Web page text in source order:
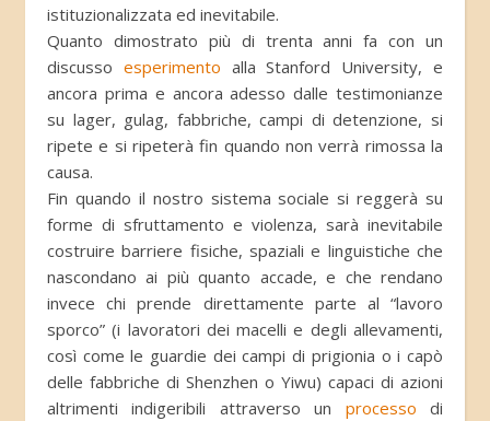
istituzionalizzata ed inevitabile.
Quanto dimostrato più di trenta anni fa con un
discusso esperimento alla Stanford University, e
ancora prima e ancora adesso dalle testimonianze
su lager, gulag, fabbriche, campi di detenzione, si
ripete e si ripeterà fin quando non verrà rimossa la
causa.
Fin quando il nostro sistema sociale si reggerà su
forme di sfruttamento e violenza, sarà inevitabile
costruire barriere fisiche, spaziali e linguistiche che
nascondano ai più quanto accade, e che rendano
invece chi prende direttamente parte al “lavoro
sporco” (i lavoratori dei macelli e degli allevamenti,
così come le guardie dei campi di prigionia o i capò
delle fabbriche di Shenzhen o Yiwu) capaci di azioni
altrimenti indigeribili attraverso un processo di